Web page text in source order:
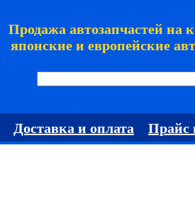
Продажа автозапчастей на
японские и европейские
Доставка и оплата Прайс